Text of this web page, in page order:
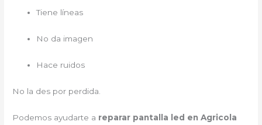
Tiene líneas
No da imagen
Hace ruidos
No la des por perdida.
Podemos ayudarte a reparar pantalla led en Agricola